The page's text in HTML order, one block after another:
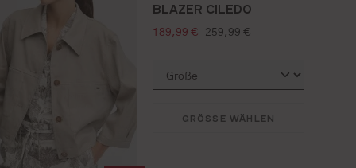
BLAZER CILEDO
verkaufspreis:
189,99 € regulärer preis:
259,99 €
GRÖSSE WÄHLEN